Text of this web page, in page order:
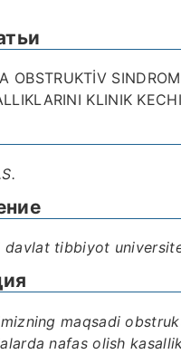
OBSTRUKTİV
KLINIK
davlat tibbiyot
maqsadi
nafas olish